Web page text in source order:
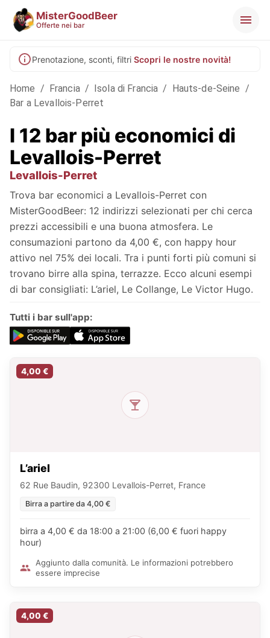
MisterGoodBeer
Offerte nei bar
Prenotazione, sconti, filtri Scopri le nostre novità!
Home / Francia / Isola di Francia / Hauts-de-Seine /
Bar a Levallois-Perret
I 12 bar più economici di
Levallois-Perret
Levallois-Perret
Trova bar economici a Levallois-Perret con
MisterGoodBeer: 12 indirizzi selezionati per chi cerca
prezzi accessibili e una buona atmosfera. Le
consumazioni partono da 4,00 €, con happy hour
attivo nel 75% dei locali. Tra i punti forti più comuni si
trovano birre alla spina, terrazze. Ecco alcuni esempi
di bar consigliati: L’ariel, Le Collange, Le Victor Hugo.
Tutti i bar sull'app:
4,00 €
L’ariel
62 Rue Baudin, 92300 Levallois-Perret, France
Birra a partire da 4,00 €
birra a 4,00 € da 18:00 a 21:00 (6,00 € fuori happy
hour)
Aggiunto dalla comunità. Le informazioni potrebbero
essere imprecise
4,00 €